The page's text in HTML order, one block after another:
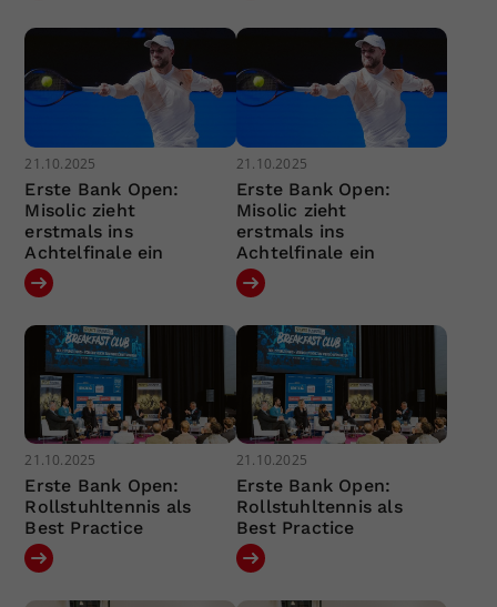
21.10.2025
Erste Bank Open:
Misolic zieht
erstmals ins
Achtelfinale ein
21.10.2025
Erste Bank Open:
Misolic zieht
erstmals ins
Achtelfinale ein
21.10.2025
Erste Bank Open:
Rollstuhltennis als
Best Practice
21.10.2025
Erste Bank Open:
Rollstuhltennis als
Best Practice